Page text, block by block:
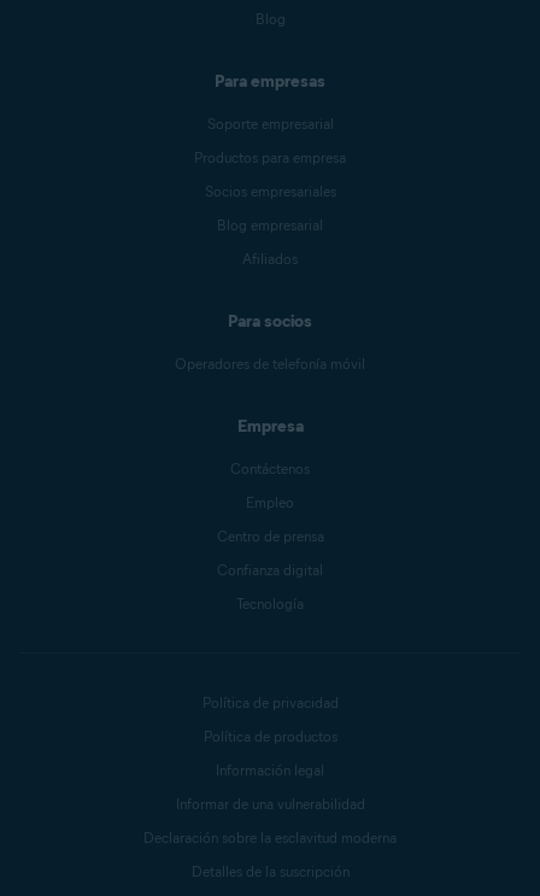
Blog
Para empresas
Soporte empresarial
Productos para empresa
Socios empresariales
Blog empresarial
Afiliados
Para socios
Operadores de telefonía móvil
Empresa
Contáctenos
Empleo
Centro de prensa
Confianza digital
Tecnología
Política de privacidad
Política de productos
Información legal
Informar de una vulnerabilidad
Declaración sobre la esclavitud moderna
Detalles de la suscripción